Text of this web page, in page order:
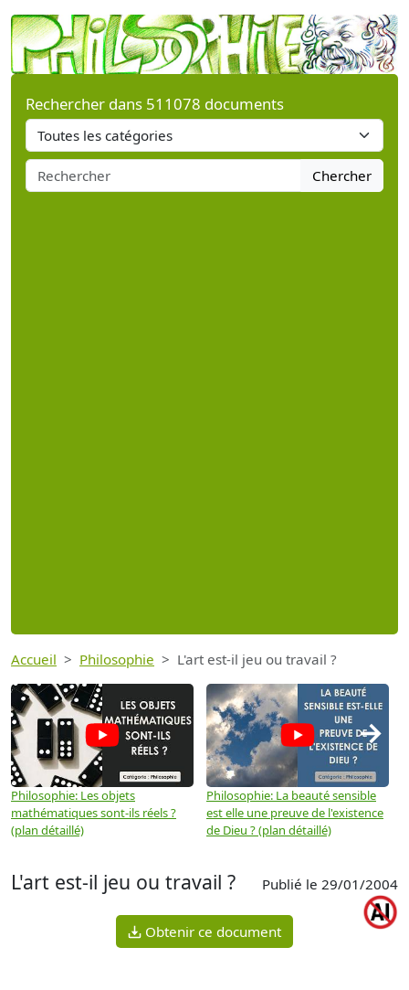
Rechercher dans 511078 documents
Chercher
Accueil Philosophie L'art est-il jeu ou travail ?
Philosophie: Les objets
mathématiques sont-ils réels ?
(plan détaillé)
Philosophie: La beauté sensible
est elle une preuve de l'existence
de Dieu ? (plan détaillé)
→
L'art est-il jeu ou travail ? Publié le 29/01/2004
Obtenir ce document